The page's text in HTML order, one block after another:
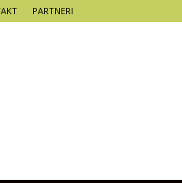
PARTNERI